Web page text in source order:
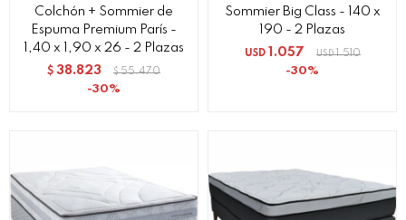
Colchón + Sommier de
Espuma Premium París -
1,40 x 1,90 x 26 - 2 Plazas
$ 38.823 $ 55.470
30
Sommier Big Class - 140 x
190 - 2 Plazas
USD 1.057 USD 1.510
30